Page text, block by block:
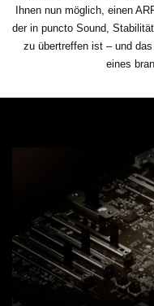
Ihnen nun möglich, einen
der in puncto Sound,
zu übertreffen ist – und
eines